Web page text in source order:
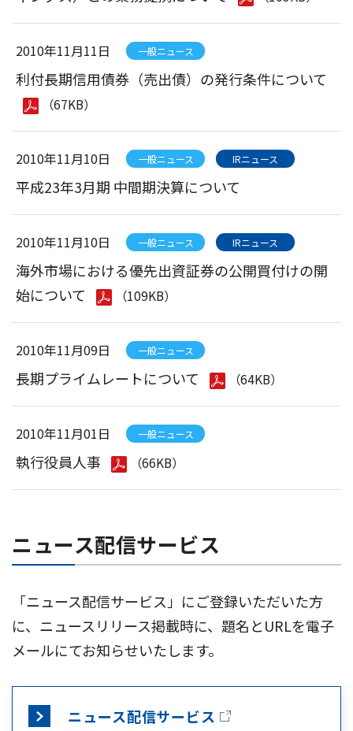
2010年11月11日 一般ニュース
利付長期信用債券（売出債）の発行条件について
（67KB）
2010年11月10日 一般ニュース IRニュース
平成23年3月期 中間期決算について
2010年11月10日 一般ニュース IRニュース
海外市場における優先出資証券の公開買付けの開
始について
（109KB）
2010年11月09日 一般ニュース
長期プライムレートについて （64KB）
2010年11月01日 一般ニュース
執行役員人事 （66KB）
ニュース配信サービス
「ニュース配信サービス」にご登録いただいた方
に、ニュースリリース掲載時に、題名とURLを電子
メールにてお知らせいたします。
ニュース配信サービス